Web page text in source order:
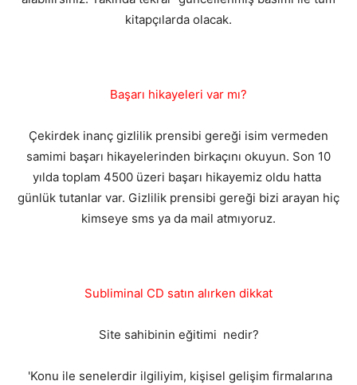
kitapçılarda olacak.
Başarı hikayeleri var mı?
Çekirdek inanç gizlilik prensibi gereği isim vermeden
samimi başarı hikayelerinden birkaçını okuyun. Son 10
yılda toplam 4500 üzeri başarı hikayemiz oldu hatta
günlük tutanlar var. Gizlilik prensibi gereği bizi arayan hiç
kimseye sms ya da mail atmıyoruz.
Subliminal CD satın alırken dikkat
Site sahibinin eğitimi nedir?
'Konu ile senelerdir ilgiliyim, kişisel gelişim firmalarına